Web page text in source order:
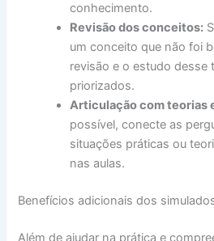
conhecimento.
Revisão dos conceitos:
um conceito que não foi
revisão e o estudo desse
priorizados.
Articulação com teorias
possível, conecte as
situações práticas ou
nas aulas.
Benefícios adicionais dos
Além de ajudar na prática e